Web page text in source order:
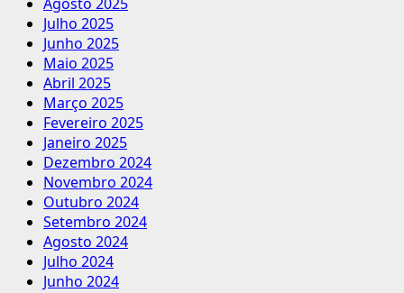
Julho 2025
Junho 2025
Maio 2025
Abril 2025
Março 2025
Fevereiro 2025
Janeiro 2025
Dezembro 2024
Novembro 2024
Outubro 2024
Setembro 2024
Agosto 2024
Julho 2024
Junho 2024